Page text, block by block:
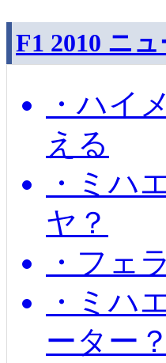
F1 2010 ニ
・ハイ
える
・ミハ
ヤ？
・フェ
・ミハ
ーター？